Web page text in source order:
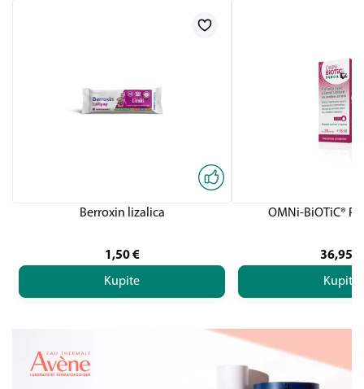
Berroxin lizalica
1,50 €
Kupite
OMNi-BiOTiC®
36,95
Kupite